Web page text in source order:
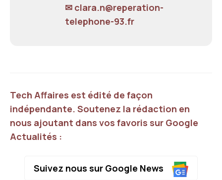
✉ clara.n@reperation-
telephone-93.fr
Tech Affaires est édité de façon
indépendante. Soutenez la rédaction en
nous ajoutant dans vos favoris sur Google
Actualités :
Suivez nous sur Google News